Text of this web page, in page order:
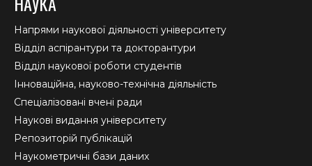
Напрями наукової діяльності університету
Відділ аспірантури та докторантури
Відділ наукової роботи студентів
Інноваційна, науково-технічна діяльність
Спеціалізовані вчені ради
Наукові видання університету
Репозиторій публікацій
Наукометричні бази даних